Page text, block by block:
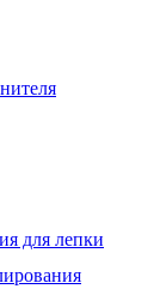
для лепки